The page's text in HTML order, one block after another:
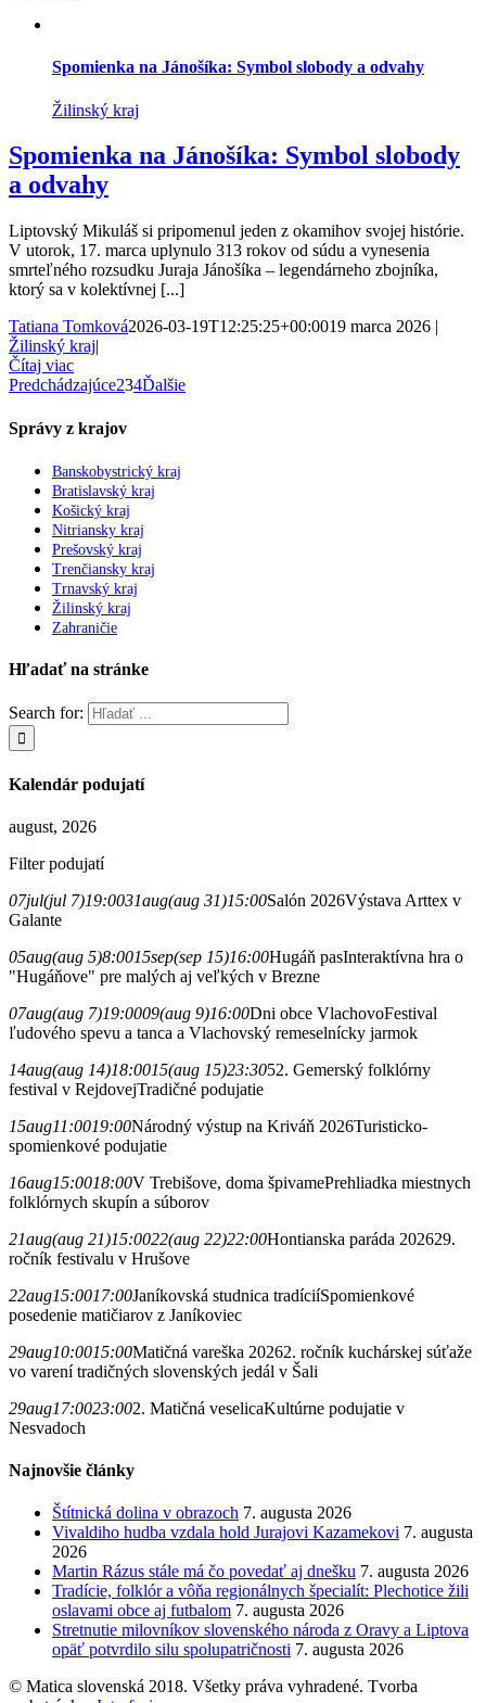
Spomienka na Jánošíka: Symbol slobody a odvahy
Žilinský kraj
Spomienka na Jánošíka: Symbol slobody
a odvahy
Liptovský Mikuláš si pripomenul jeden z okamihov svojej histórie.
V utorok, 17. marca uplynulo 313 rokov od súdu a vynesenia
smrteľného rozsudku Juraja Jánošíka – legendárneho zbojníka,
ktorý sa v kolektívnej [...]
Tatiana Tomková2026-03-19T12:25:25+00:0019 marca 2026 |
Žilinský kraj|
Čítaj viac
Predchádzajúce234Ďalšie
Správy z krajov
Banskobystrický kraj
Bratislavský kraj
Košický kraj
Nitriansky kraj
Prešovský kraj
Trenčiansky kraj
Trnavský kraj
Žilinský kraj
Zahraničie
Hľadať na stránke
Search for:
Kalendár podujatí
august, 2026
Filter podujatí
07jul(jul 7)19:0031aug(aug 31)15:00Salón 2026Výstava Arttex v
Galante
05aug(aug 5)8:0015sep(sep 15)16:00Hugáň pasInteraktívna hra o
"Hugáňove" pre malých aj veľkých v Brezne
07aug(aug 7)19:0009(aug 9)16:00Dni obce VlachovoFestival
ľudového spevu a tanca a Vlachovský remeselnícky jarmok
14aug(aug 14)18:0015(aug 15)23:3052. Gemerský folklórny
festival v RejdovejTradičné podujatie
15aug11:0019:00Národný výstup na Kriváň 2026Turisticko-
spomienkové podujatie
16aug15:0018:00V Trebišove, doma špivamePrehliadka miestnych
folklórnych skupín a súborov
21aug(aug 21)15:0022(aug 22)22:00Hontianska paráda 202629.
ročník festivalu v Hrušove
22aug15:0017:00Janíkovská studnica tradíciíSpomienkové
posedenie matičiarov z Janíkoviec
29aug10:0015:00Matičná vareška 20262. ročník kuchárskej súťaže
vo varení tradičných slovenských jedál v Šali
29aug17:0023:002. Matičná veselicaKultúrne podujatie v
Nesvadoch
Najnovšie články
Štítnická dolina v obrazoch 7. augusta 2026
Vivaldiho hudba vzdala hold Jurajovi Kazamekovi 7. augusta
2026
Martin Rázus stále má čo povedať aj dnešku 7. augusta 2026
Tradície, folklór a vôňa regionálnych špecialít: Plechotice žili
oslavami obce aj futbalom 7. augusta 2026
Stretnutie milovníkov slovenského národa z Oravy a Liptova
opäť potvrdilo silu spolupatričnosti 7. augusta 2026
© Matica slovenská 2018. Všetky práva vyhradené. Tvorba